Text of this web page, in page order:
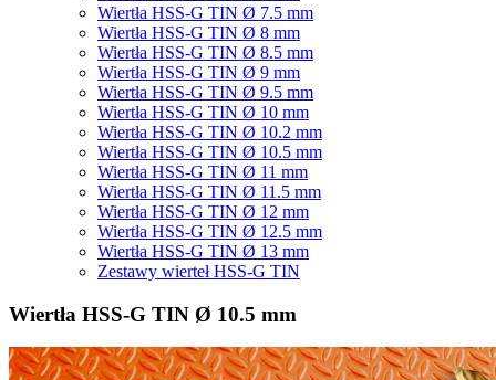
Wiertła HSS-G TIN Ø 7.5 mm
Wiertła HSS-G TIN Ø 8 mm
Wiertła HSS-G TIN Ø 8.5 mm
Wiertła HSS-G TIN Ø 9 mm
Wiertła HSS-G TIN Ø 9.5 mm
Wiertła HSS-G TIN Ø 10 mm
Wiertła HSS-G TIN Ø 10.2 mm
Wiertła HSS-G TIN Ø 10.5 mm
Wiertła HSS-G TIN Ø 11 mm
Wiertła HSS-G TIN Ø 11.5 mm
Wiertła HSS-G TIN Ø 12 mm
Wiertła HSS-G TIN Ø 12.5 mm
Wiertła HSS-G TIN Ø 13 mm
Zestawy wierteł HSS-G TIN
Wiertła HSS-G TIN Ø 10.5 mm